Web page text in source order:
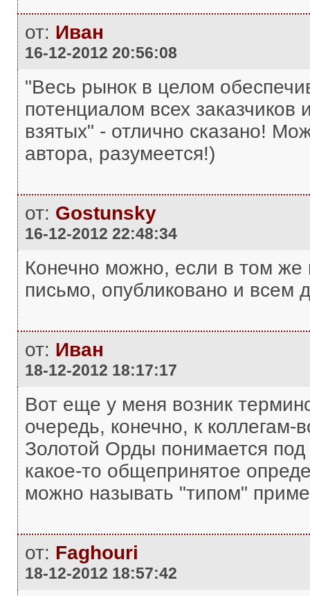
от: Иван
16-12-2012 20:56:08
"Весь рынок в целом
потенциалом всех
взятых" - отлично сказано!
автора, разумеется!)
от: Gostunsky
16-12-2012 22:48:34
Конечно можно, если в том же
письмо, опубликовано и всем
от: Иван
18-12-2012 18:17:17
Вот еще у меня возник
очередь, конечно, к
Золотой Орды понимается
какое-то общепринятое
можно называть "типом"
от: Faghouri
18-12-2012 18:57:42